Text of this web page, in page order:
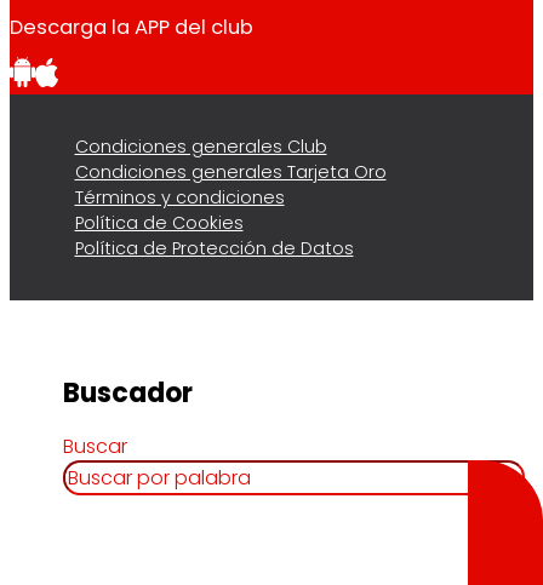
Descarga la APP del club
Condiciones generales Club
Condiciones generales Tarjeta Oro
Términos y condiciones
Política de Cookies
Política de Protección de Datos
Buscador
Buscar